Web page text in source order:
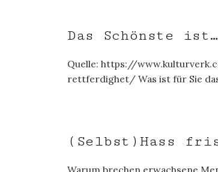
Das Schönste ist…
Quelle: https://
rettferdighet/ Was ist für Sie
(Selbst)Hass
Warum brechen erwachsene